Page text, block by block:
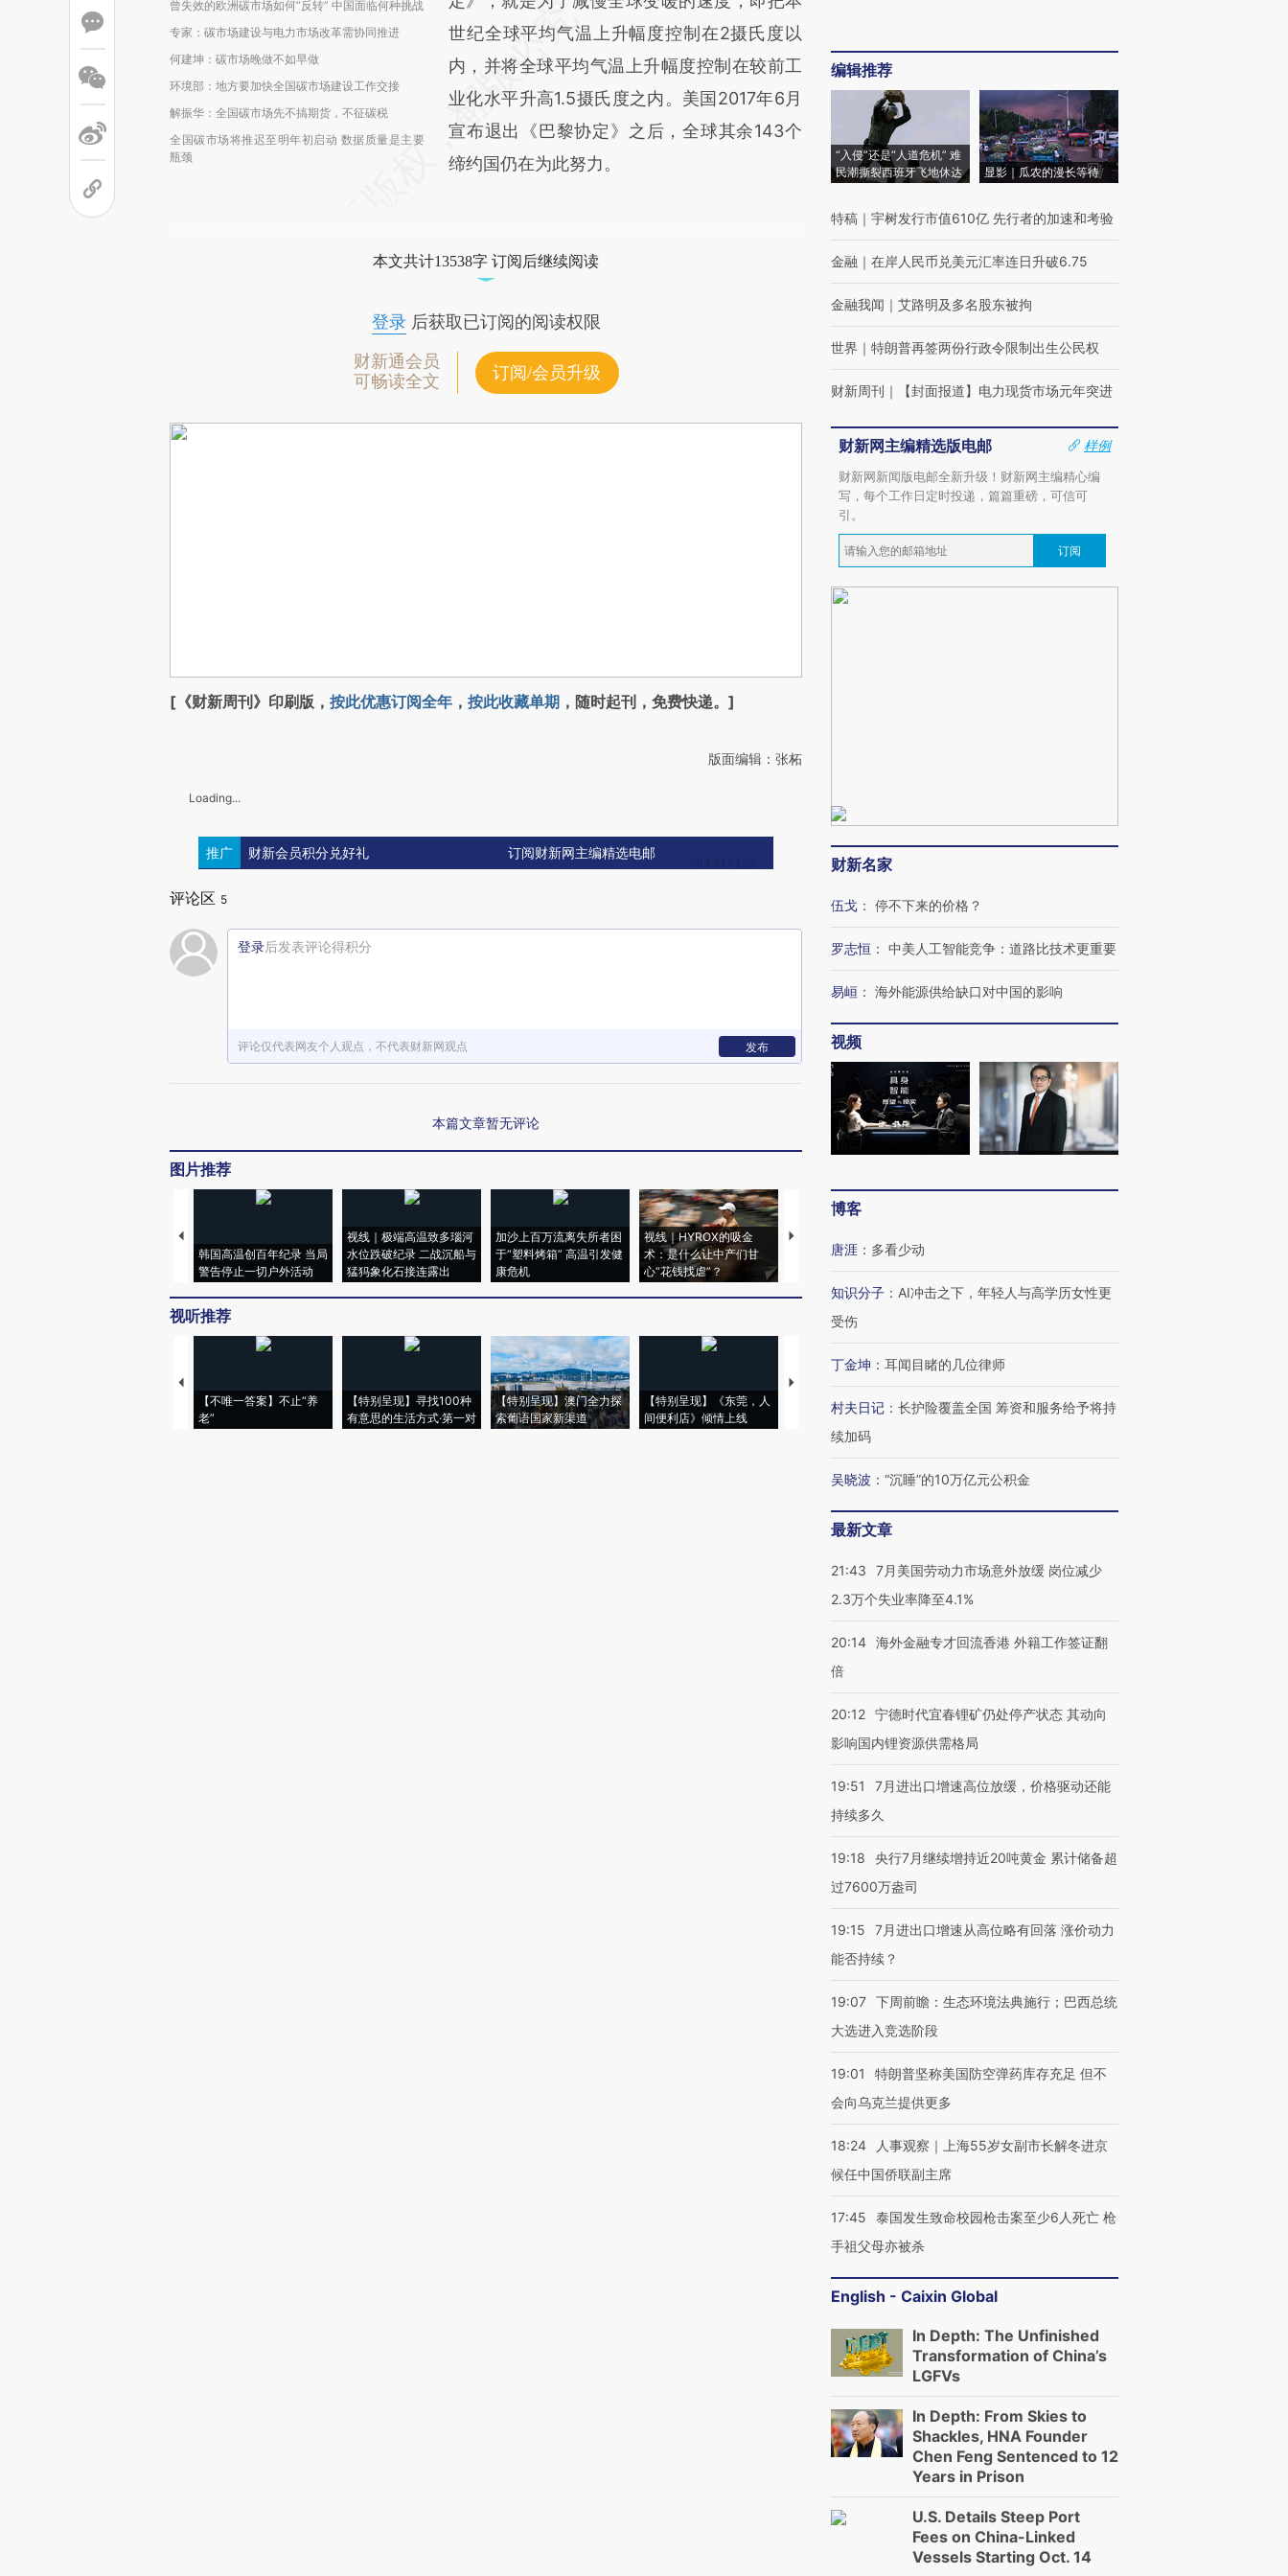
曾失效的欧洲碳市场如何“反转” 中国面临何种挑战
专家：碳市场建设与电力市场改革需协同推进
何建坤：碳市场晚做不如早做
环境部：地方要加快全国碳市场建设工作交接
解振华：全国碳市场先不搞期货，不征碳税
全国碳市场将推迟至明年初启动 数据质量是主要
瓶颈
世纪全球平均气温上升幅度控制在2摄氏度以
内，并将全球平均气温上升幅度控制在较前工
业化水平升高1.5摄氏度之内。美国2017年6月
宣布退出《巴黎协定》之后，全球其余143个
缔约国仍在为此努力。
本文共计13538字 订阅后继续阅读
登录后获取已订阅的阅读权限
财新通会员
可畅读全文
订阅/会员升级
[《财新周刊》印刷版， 按此优惠订阅全年 ， 按此收藏单期 ，随时起刊，免费快递。]
版面编辑：张柘
Loading...
推广 财新会员积分兑好礼 订阅财新网主编精选电邮
评论区 5
登录后发表评论得积分
评论仅代表网友个人观点，不代表财新网观点 发布
本篇文章暂无评论
图片推荐
韩国高温创百年纪录 当局
警告停止一切户外活动
视线｜极端高温致多瑙河
水位跌破纪录 二战沉船与
猛犸象化石接连露出
加沙上百万流离失所者困
于“塑料烤箱” 高温引发健
康危机
视线｜HYROX的吸金
术：是什么让中产们甘
心“花钱找虐”？
马航飞行员跨国走私7万
粒摇头丸 尿检体内含3种
育部长拱下台
飞地休达
视听推荐
【不唯一答案】不止“养
老”
【特别呈现】寻找100种
有意思的生活方式·第一对
【特别呈现】澳门全力探
索葡语国家新渠道
【特别呈现】《东莞，人
间便利店》倾情上线
【推广】走进第四届链博
会，让数智科技“链”接产
【特别呈现】寻找100种
有意思的生活方式·第三对
【商旅对话】华住集团
CFO：不靠规模取胜，华
住三大增长引擎是什么？
编辑推荐
“入侵”还是“人道危机” 难
民潮撕裂西班牙飞地休达
显影｜瓜农的漫长等待
特稿 ｜ 宇树发行市值610亿 先行者的加速和考验
金融 ｜ 在岸人民币兑美元汇率连日升破6.75
金融我闻 ｜ 艾路明及多名股东被拘
世界 ｜ 特朗普再签两份行政令限制出生公民权
财新周刊 ｜ 【封面报道】电力现货市场元年突进
财新网主编精选版电邮
样例
财新网新闻版电邮全新升级！财新网主编精心编
写，每个工作日定时投递，篇篇重磅，可信可
引。
订阅
财新名家
伍戈 ： 停不下来的价格？
罗志恒 ： 中美人工智能竞争：道路比技术更重要
易峘 ： 海外能源供给缺口对中国的影响
视频
博客
唐涯 ： 多看少动
知识分子 ： AI冲击之下，年轻人与高学历女性更
受伤
丁金坤 ： 耳闻目睹的几位律师
村夫日记 ： 长护险覆盖全国 筹资和服务给予将持
续加码
吴晓波 ： “沉睡”的10万亿元公积金
最新文章
21:43
7月美国劳动力市场意外放缓 岗位减少
2.3万个失业率降至4.1%
20:14 海外金融专才回流香港 外籍工作签证翻
倍
20:12 宁德时代宜春锂矿仍处停产状态 其动向
影响国内锂资源供需格局
19:51
7月进出口增速高位放缓，价格驱动还能
持续多久
19:18
央行7月继续增持近20吨黄金 累计储备超
过7600万盎司
19:15
7月进出口增速从高位略有回落 涨价动力
能否持续？
19:07 下周前瞻：生态环境法典施行；巴西总统
大选进入竞选阶段
19:01
特朗普坚称美国防空弹药库存充足 但不
会向乌克兰提供更多
18:24
人事观察｜上海55岁女副市长解冬进京
候任中国侨联副主席
17:45
泰国发生致命校园枪击案至少6人死亡 枪
手祖父母亦被杀
English - Caixin Global
In Depth: The Unfinished
Transformation of China’s
LGFVs
In Depth: From Skies to
Shackles, HNA Founder
Chen Feng Sentenced to 12
Years in Prison
U.S. Details Steep Port
Fees on China-Linked
Vessels Starting Oct. 14